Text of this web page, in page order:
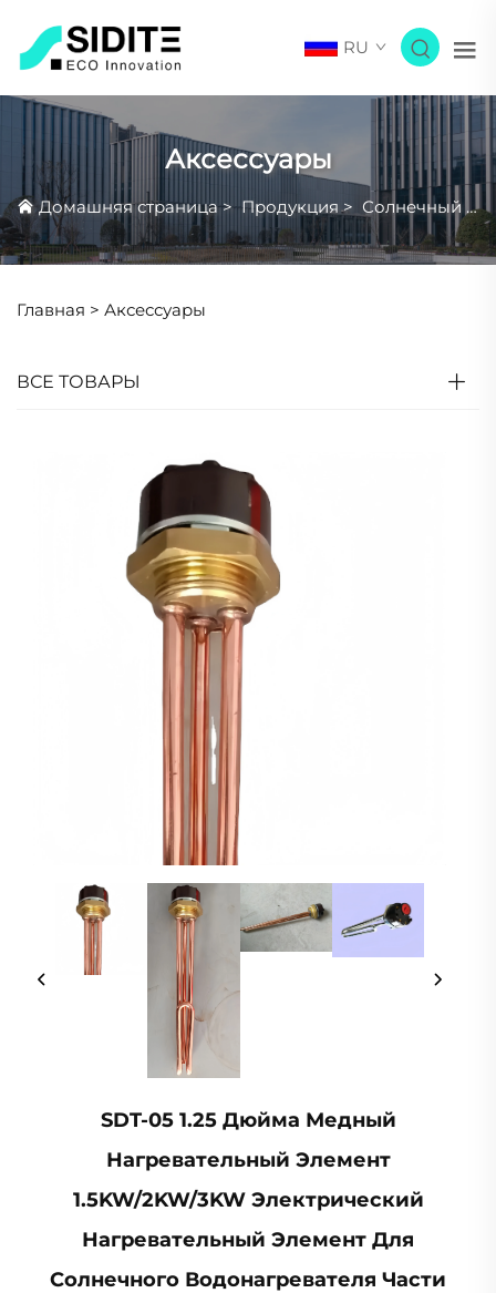
RU
Аксессуары
Домашняя страница>Продукция> Солнечный Водонагреватель
Главная > Аксессуары
ВСЕ ТОВАРЫ
SDT-05 1.25 Дюйма Медный
Нагревательный Элемент
1.5KW/2KW/3KW Электрический
Нагревательный Элемент Для
Солнечного Водонагревателя Части